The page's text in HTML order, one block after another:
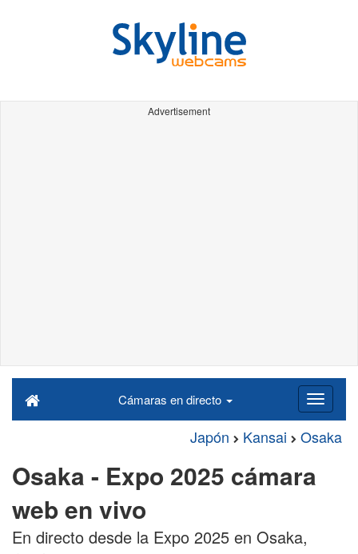
Advertisement
Cámaras en directo
Japón Kansai Osaka
Osaka - Expo 2025 cámara
web en vivo
En directo desde la Expo 2025 en Osaka,